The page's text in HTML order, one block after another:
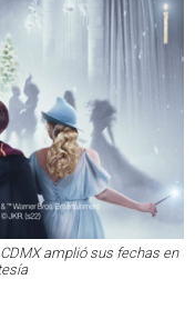
amplió sus fechas en